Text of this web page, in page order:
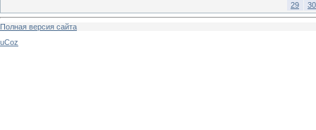
29
30
Полная версия сайта
uCoz